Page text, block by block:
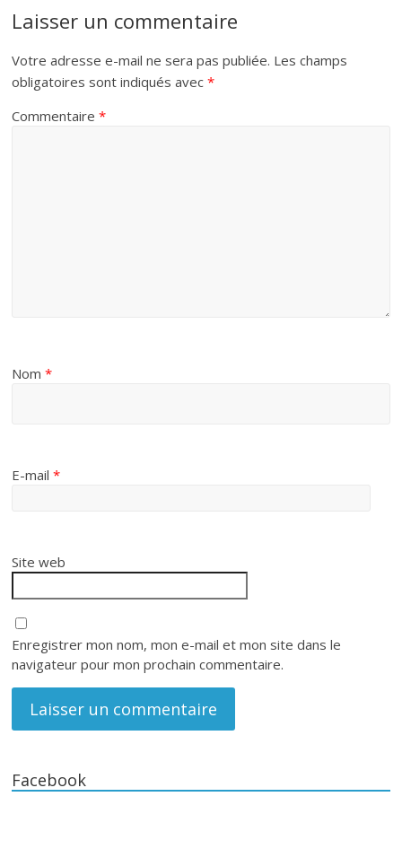
Laisser un commentaire
Votre adresse e-mail ne sera pas publiée. Les champs
obligatoires sont indiqués avec*
Commentaire*
Nom*
E-mail*
Site web
Enregistrer mon nom, mon e-mail et mon site dans le
navigateur pour mon prochain commentaire.
Facebook